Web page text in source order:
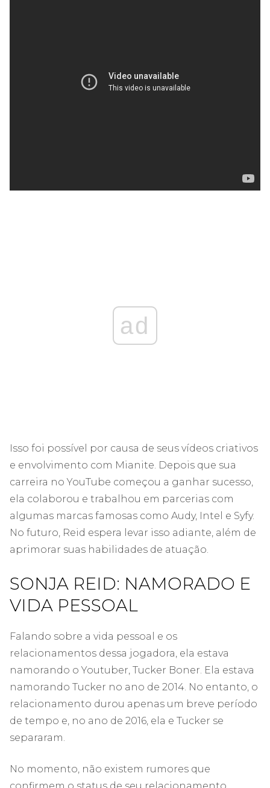
ad
Isso foi possível por causa de seus vídeos criativos
e envolvimento com Mianite. Depois que sua
carreira no YouTube começou a ganhar sucesso,
ela colaborou e trabalhou em parcerias com
algumas marcas famosas como Audy, Intel e Syfy.
No futuro, Reid espera levar isso adiante, além de
aprimorar suas habilidades de atuação.
SONJA REID: NAMORADO E
VIDA PESSOAL
Falando sobre a vida pessoal e os
relacionamentos dessa jogadora, ela estava
namorando o Youtuber, Tucker Boner. Ela estava
namorando Tucker no ano de 2014. No entanto, o
relacionamento durou apenas um breve período
de tempo e, no ano de 2016, ela e Tucker se
separaram.
No momento, não existem rumores que